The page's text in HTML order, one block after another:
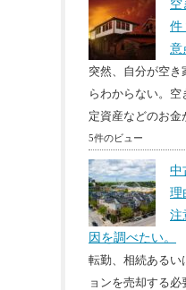
空
件
意
突然、自分が空き
らわからない。
定資産などのお金
5件のビュー
中
理
注
因を調べたい。
転勤、相続あるい
ョンを売却する必